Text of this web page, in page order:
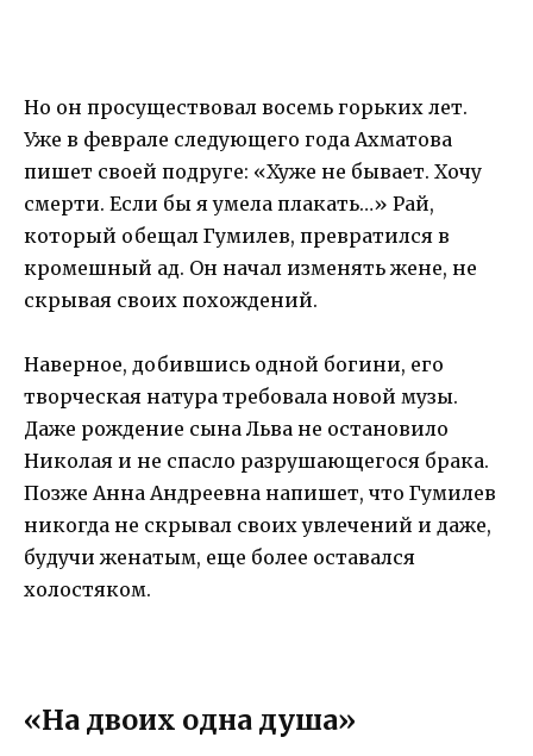
Но он просуществовал восемь горьких лет.
Уже в феврале следующего года Ахматова
пишет своей подруге: «Хуже не бывает. Хочу
смерти. Если бы я умела плакать…» Рай,
который обещал Гумилев, превратился в
кромешный ад. Он начал изменять жене, не
скрывая своих похождений.
Наверное, добившись одной богини, его
творческая натура требовала новой музы.
Даже рождение сына Льва не остановило
Николая и не спасло разрушающегося брака.
Позже Анна Андреевна напишет, что Гумилев
никогда не скрывал своих увлечений и даже,
будучи женатым, еще более оставался
холостяком.
«На двоих одна душа»